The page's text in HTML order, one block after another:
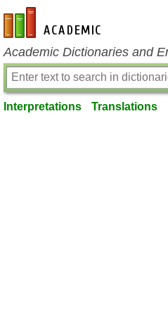
en-academic.com
Academic Dictionaries and
Interpretations Translations